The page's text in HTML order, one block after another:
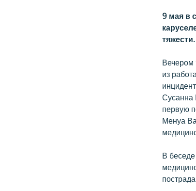
9 мая в
тяжести.
Вечером
из
Сусанна
первую
Менуа
В